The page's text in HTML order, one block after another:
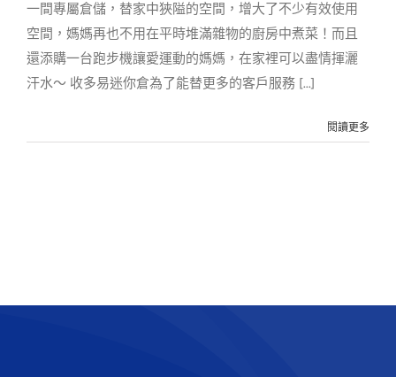
一間專屬倉儲，替家中狹隘的空間，增大了不少有效使用
空間，媽媽再也不用在平時堆滿雜物的廚房中煮菜！而且
還添購一台跑步機讓愛運動的媽媽，在家裡可以盡情揮灑
汗水～ 收多易迷你倉為了能替更多的客戶服務 [...]
閱讀更多